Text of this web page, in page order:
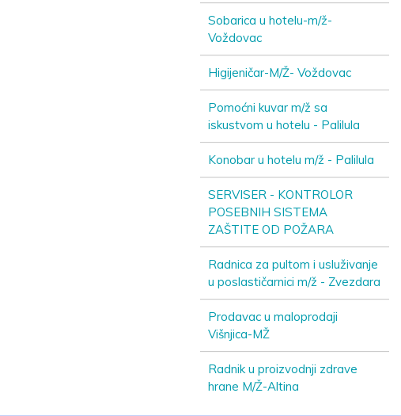
Sobarica u hotelu-m/ž-
Voždovac
Higijeničar-M/Ž- Voždovac
Pomoćni kuvar m/ž sa
iskustvom u hotelu - Palilula
Konobar u hotelu m/ž - Palilula
SERVISER - KONTROLOR
POSEBNIH SISTEMA
ZAŠTITE OD POŽARA
Radnica za pultom i usluživanje
u poslastičarnici m/ž - Zvezdara
Prodavac u maloprodaji
Višnjica-MŽ
Radnik u proizvodnji zdrave
hrane M/Ž-Altina